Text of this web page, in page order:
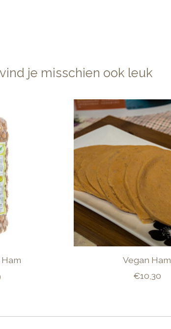
je misschien ook leuk
Vegan Ham
€10,30